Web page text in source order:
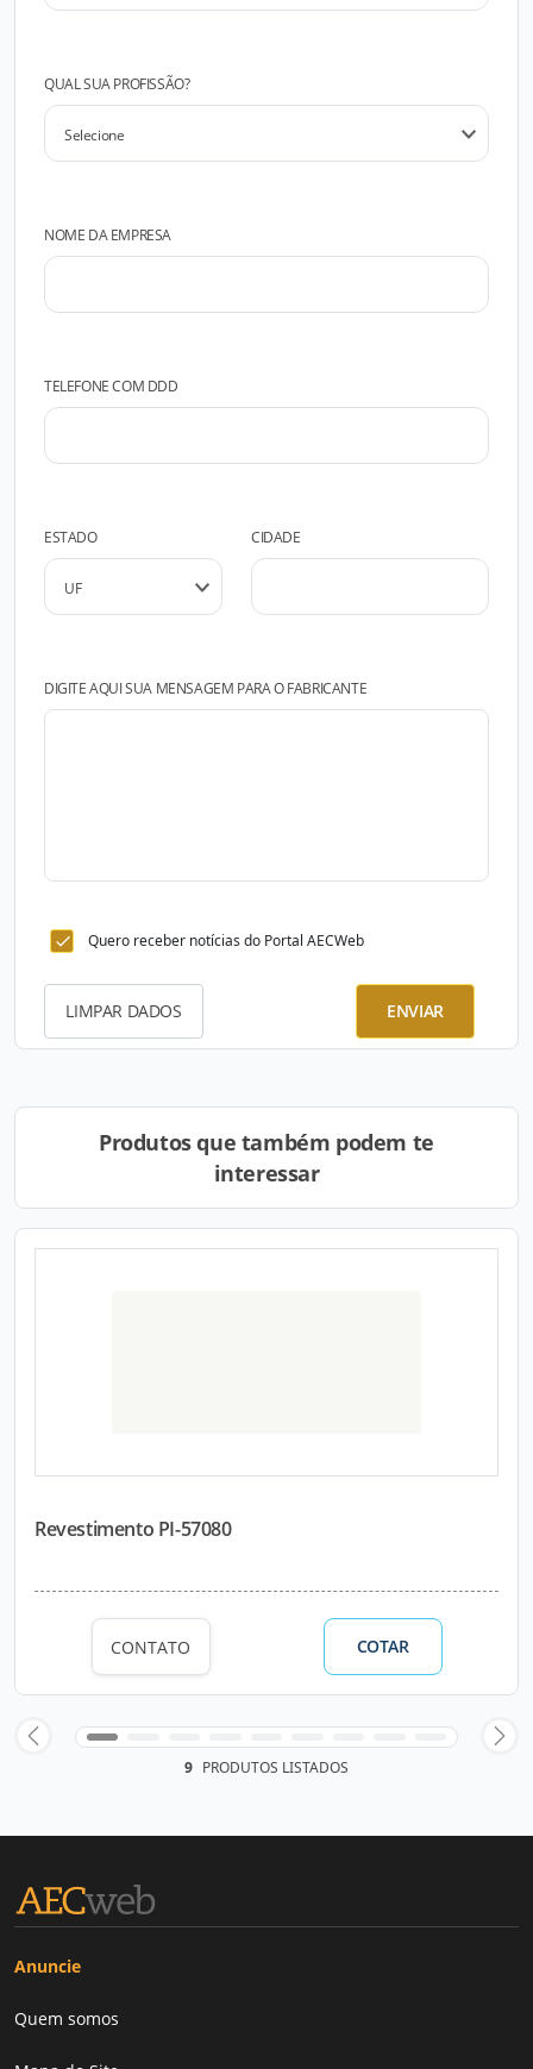
QUAL SUA PROFISSÃO?
NOME DA EMPRESA
TELEFONE COM DDD
ESTADO CIDADE
DIGITE AQUI SUA MENSAGEM PARA O FABRICANTE
Quero receber notícias do Portal AECWeb
LIMPAR DADOS ENVIAR
Produtos que também podem te
interessar
Revestimento PI-57080
CONTATO COTAR
9 PRODUTOS LISTADOS
Anuncie
Quem somos